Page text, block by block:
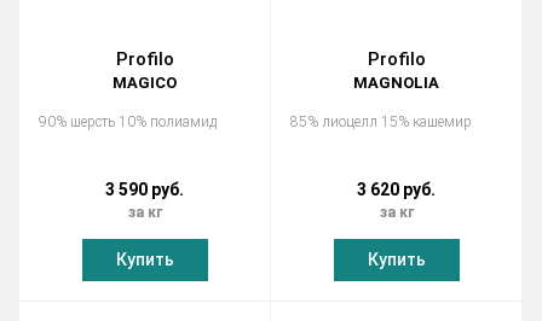
Profilo
MAGICO
90% шерсть 10% полиамид
3 590 руб.
за кг
Купить
Profilo
MAGNOLIA
85% лиоцелл 15% кашемир
3 620 руб.
за кг
Купить